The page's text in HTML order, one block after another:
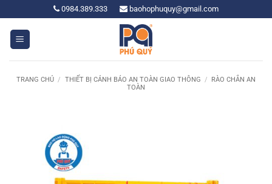
qua
dung
0984.389.333 baohophuquy@gmail.com
TRANG CHỦ / THIẾT BỊ CẢNH BÁO AN TOÀN GIAO THÔNG /
RÀO CHẮN AN
TOÀN